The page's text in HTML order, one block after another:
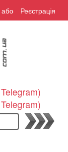
або Реєстрація
Пошук